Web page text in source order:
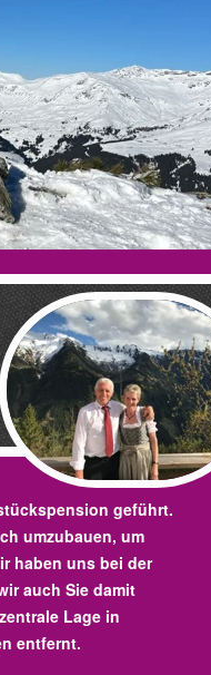
geführt.
umzubauen, um
haben uns bei der
auch Sie damit
Lage in
entfernt.